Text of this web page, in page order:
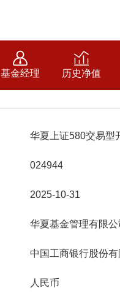
基金经理 历史净值
华夏上证580交易型
024944
2025-10-31
华夏基金管理有限公
中国工商银行股份
人民币